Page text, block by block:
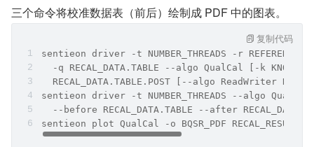
三个命令将校准数据表（前后）绘制成 PDF 中的图表。
sentieon driver -t NUMBER_THREADS -r REFERENCE -i
-q RECAL_DATA.TABLE --algo QualCal [-k
RECAL_DATA.TABLE.POST [--algo ReadWriter
sentieon driver -t NUMBER_THREADS --algo
--before RECAL_DATA.TABLE --after
sentieon plot QualCal -o BQSR_PDF
复制代码